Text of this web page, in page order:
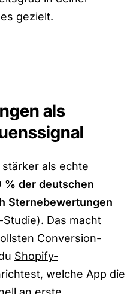
gezielt.
als
als echte
% der deutschen
Sternebewertungen
Das macht
Conversion-
Shopify-
welche App die